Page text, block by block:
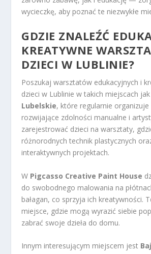
wycieczkę, aby poznać te niezwykłe
GDZIE ZNALEŹĆ
KREATYWNE
DZIECI W LUBLINIE?
Poszukaj warsztatów edukacyjnych i
dzieci w Lublinie w takich miejscach jak
Lubelskie, które regularnie organizuje
rozwijające zdolności manualne i
zarejestrować dzieci na warsztaty,
różnorodnych technik plastycznych
interaktywnych projektach.
W Pigcasso Creative Paint House
do swobodnego malowania na
bałagan, co sprzyja ich kreatywności.
miejsce, gdzie mogą wyrazić siebie
zabrać swoje dzieła do domu.
Innym interesującym miejscem jest